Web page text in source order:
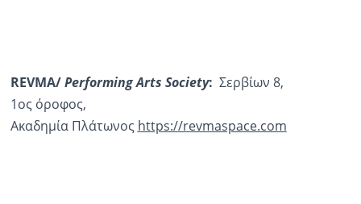
REVMA/Performing Arts Society: Σερβίων 8,
1ος όροφος,
Ακαδημία Πλάτωνος https://revmaspace.com